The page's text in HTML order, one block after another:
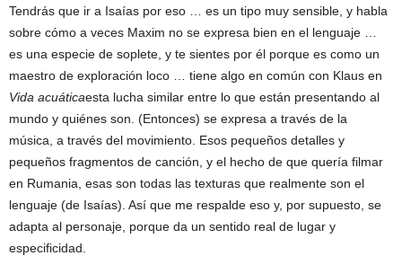
Tendrás que ir a Isaías por eso … es un tipo muy sensible, y habla
sobre cómo a veces Maxim no se expresa bien en el lenguaje …
es una especie de soplete, y te sientes por él porque es como un
maestro de exploración loco … tiene algo en común con Klaus en
Vida acuáticaesta lucha similar entre lo que están presentando al
mundo y quiénes son. (Entonces) se expresa a través de la
música, a través del movimiento. Esos pequeños detalles y
pequeños fragmentos de canción, y el hecho de que quería filmar
en Rumania, esas son todas las texturas que realmente son el
lenguaje (de Isaías). Así que me respalde eso y, por supuesto, se
adapta al personaje, porque da un sentido real de lugar y
especificidad.